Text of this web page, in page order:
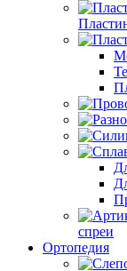
спреи
Ортопедия